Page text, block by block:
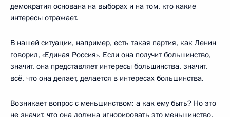
демократия основана на выборах и на том, кто какие
интересы отражает.
В нашей ситуации, например, есть такая партия, как Ленин
говорил, «Единая Россия». Если она получит большинство,
значит, она представляет интересы большинства, значит,
всё, что она делает, делается в интересах большинства.
Возникает вопрос с меньшинством: а как ему быть? Но это
не значит, что она должна игнорировать это меньшинство.